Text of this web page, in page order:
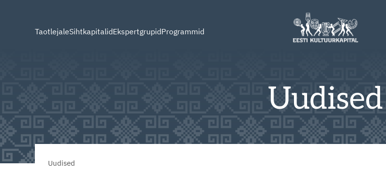
TaotlejaleSihtkapitalidEkspertgrupidProgrammid
Uudised
Uudised